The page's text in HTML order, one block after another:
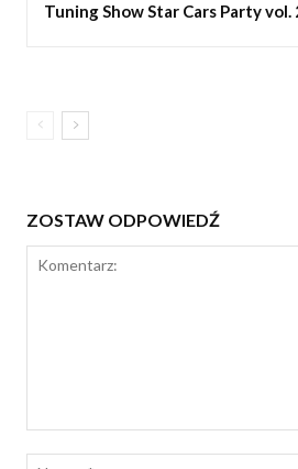
Tuning Show Star Cars Party vol.
ZOSTAW ODPOWIEDŹ